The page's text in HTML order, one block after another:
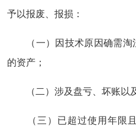
予以报废、报损：
（一）因技术原因确需
的资产；
（二）涉及盘亏、坏账以
（三）已超过使用年限